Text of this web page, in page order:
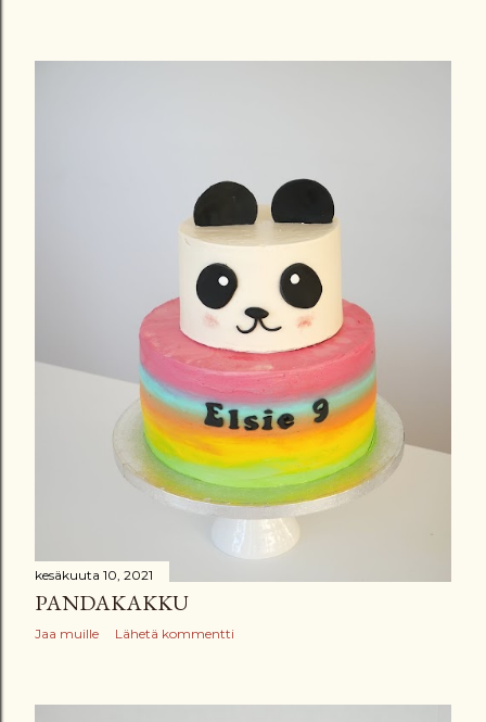
kesäkuuta 10, 2021
PANDAKAKKU
Jaa muille Lähetä kommentti